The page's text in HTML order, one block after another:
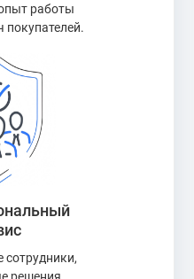
работы
покупателей.
сотрудники,